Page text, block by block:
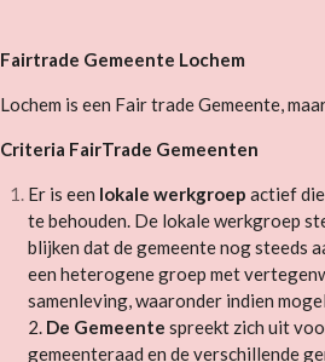
Fairtrade Gemeente Lochem
Lochem is een Fair trade Gemeente,
Criteria FairTrade Gemeenten
Er is een lokale werkgroep actief
te behouden. De lokale werkgroep
blijken dat de gemeente nog steeds
een heterogene groep met
samenleving, waaronder indien
2. De Gemeente spreekt zich uit
gemeenteraad en de verschillende